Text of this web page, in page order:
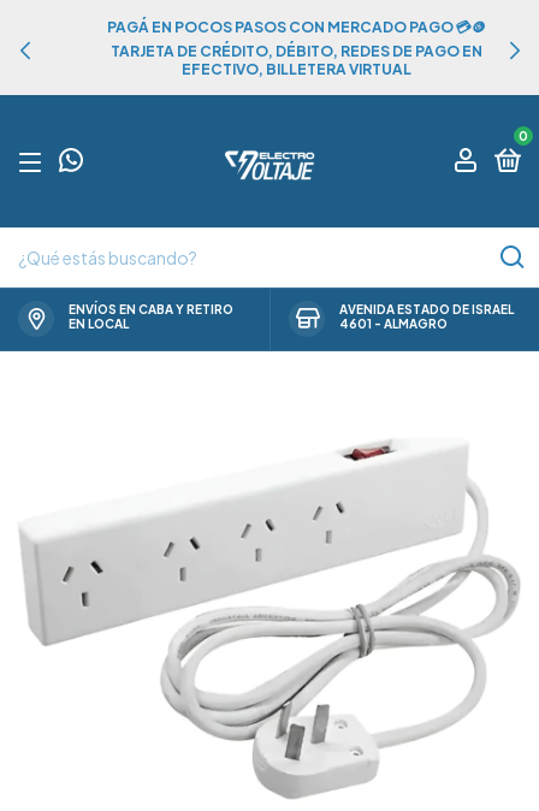
PAGÁ EN POCOS PASOS CON MERCADO PAGO 💳🪙
TARJETA DE CRÉDITO, DÉBITO, REDES DE PAGO EN
EFECTIVO, BILLETERA VIRTUAL
0
ENVÍOS EN CABA Y RETIRO
EN LOCAL
AVENIDA ESTADO DE ISRAEL
4601 - ALMAGRO